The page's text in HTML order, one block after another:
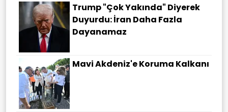
Trump "çok Yakında" Diyerek
Duyurdu: İran Daha Fazla
Dayanamaz
Mavi Akdeniz'e Koruma Kalkanı